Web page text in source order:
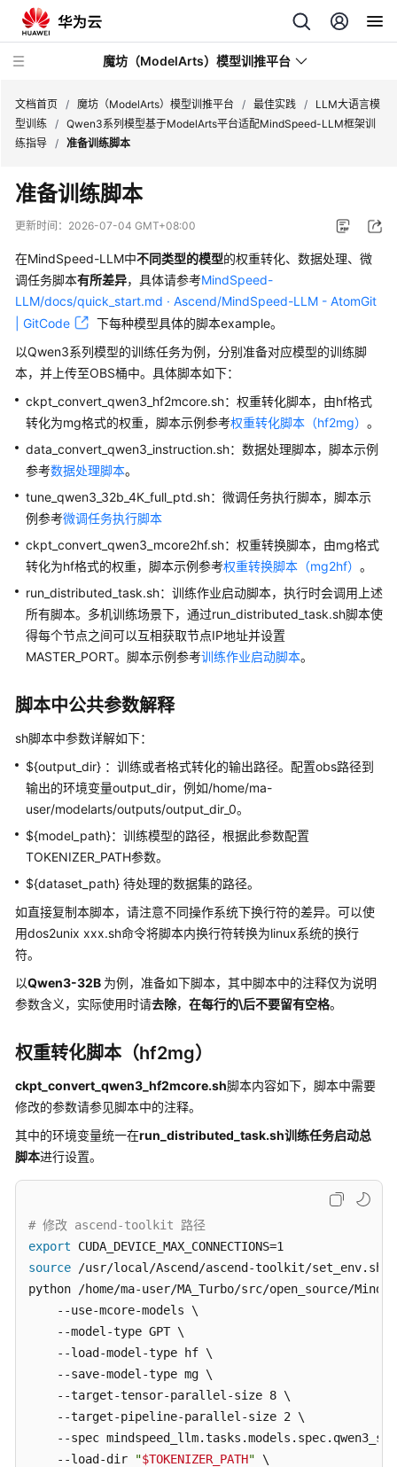
魔坊（ModelArts）模型训推平台
新
动
态
服
务
公
告
产
品
介
绍
计
费
说
明
快
速
入
门
数
准
备
型
开
发
模
训
练
部
署
模
评
测
模
镜
像
管
文档首页 / 魔坊（ModelArts）模型训推平台 / 最佳实践 /
LLM大语言模
型训练 / Qwen3系列模型基于ModelArts平台适配MindSpeed-LLM框架训
练指导 / 准备训练脚本
准备训练脚本
更新时间： 2026-07-04 GMT+08:00
在MindSpeed-LLM中不同类型的模型的权重转化、数据处理、微
调任务脚本有所差异，具体请参考MindSpeed-
LLM/docs/quick_start.md · Ascend/MindSpeed-LLM - AtomGit
| GitCode
下每种模型具体的脚本example。
以Qwen3系列模型的训练任务为例，分别准备对应模型的训练脚
本，并上传至OBS桶中。具体脚本如下：
ckpt_convert_qwen3_hf2mcore.sh：权重转化脚本，由hf格式
转化为mg格式的权重，脚本示例参考权重转化脚本（hf2mg） 。
data_convert_qwen3_instruction.sh：数据处理脚本，脚本示例
参考数据处理脚本。
tune_qwen3_32b_4K_full_ptd.sh：微调任务执行脚本，脚本示
例参考微调任务执行脚本
ckpt_convert_qwen3_mcore2hf.sh：权重转换脚本，由mg格式
转化为hf格式的权重，脚本示例参考权重转换脚本（mg2hf） 。
run_distributed_task.sh：训练作业启动脚本，执行时会调用上述
所有脚本。多机训练场景下，通过run_distributed_task.sh脚本使
得每个节点之间可以互相获取节点IP地址并设置
MASTER_PORT。脚本示例参考训练作业启动脚本。
脚本中公共参数解释
sh脚本中参数详解如下：
${output_dir} ：训练或者格式转化的输出路径。配置obs路径到
输出的环境变量output_dir，例如/home/ma-
user/modelarts/outputs/output_dir_0。
${model_path}：训练模型的路径，根据此参数配置
TOKENIZER_PATH参数。
${dataset_path} 待处理的数据集的路径。
如直接复制本脚本，请注意不同操作系统下换行符的差异。可以使
用dos2unix xxx.sh命令将脚本内换行符转换为linux系统的换行
符。
以Qwen3-32B 为例，准备如下脚本，其中脚本中的注释仅为说明
参数含义，实际使用时请去除， 在每行的\后不要留有空格。
权重转化脚本（hf2mg）
ckpt_convert_qwen3_hf2mcore.sh脚本内容如下，脚本中需要
修改的参数请参见脚本中的注释。
其中的环境变量统一在run_distributed_task.sh训练任务启动总
脚本进行设置。
# 修改 ascend-toolkit 路径
export
source /usr/local/Ascend/ascend-toolkit/set_env.sh
python /home/ma-user/MA_Turbo/src/open_source/
    --use-mcore-models \
    --model-type GPT \
    --load-model-type hf \
    --save-model-type mg \
    --target-tensor-parallel-size 8 \
    --target-pipeline-parallel-size 2 \
--spec
    --load-dir
"$TOKENIZER_PATH"